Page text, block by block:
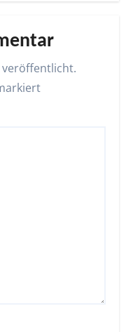
veröffentlicht.